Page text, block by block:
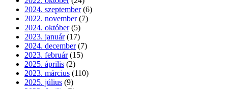
2024. szeptember (6)
2022. november (7)
2024. október (5)
2023. január (17)
2024. december (7)
2023. február (15)
2025. április (2)
2023. március (110)
2025. július (9)